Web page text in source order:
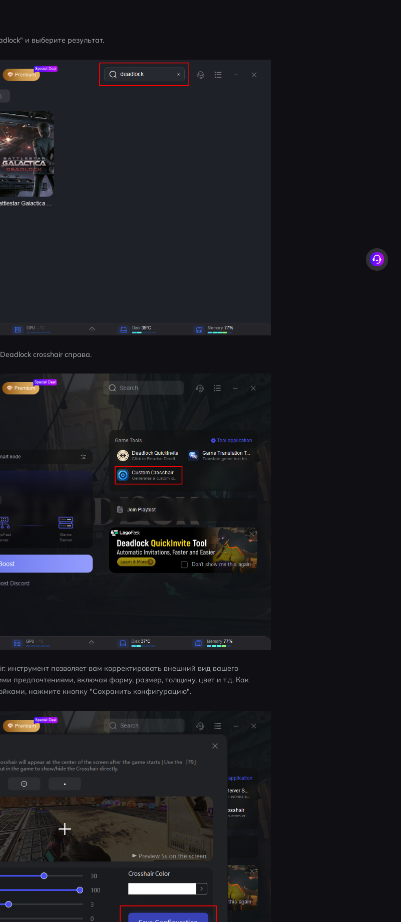
и выберите результат.
crosshair справа.
инструмент позволяет вам корректировать внешний вид вашего
предпочтениями, включая форму, размер, толщину, цвет и т.д. Как
нажмите кнопку "Сохранить конфигурацию".